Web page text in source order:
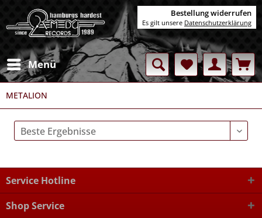
Menü
METALION
Service Hotline
Shop Service
Bestellung widerrufen
Es gilt unsere Datenschutzerklärung